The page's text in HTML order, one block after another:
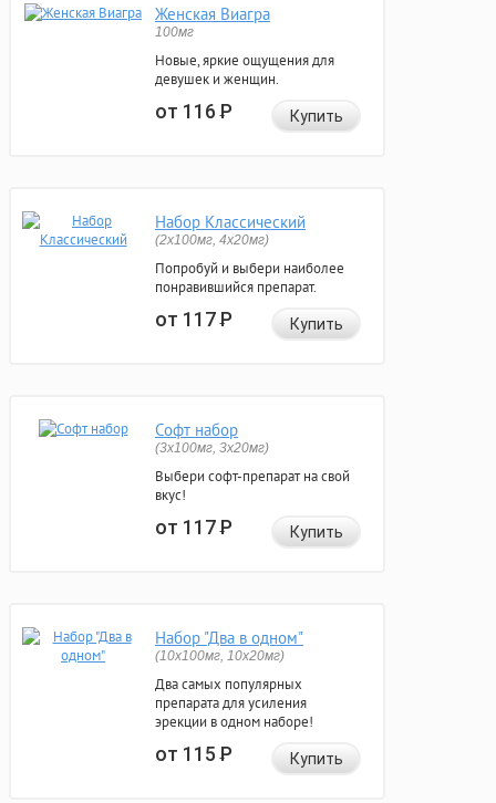
Женская Виагра
100мг
Новые, яркие ощущения для
девушек и женщин.
от 116Р Купить
Набор Классический
(2x100мг, 4x20мг)
Попробуй и выбери наиболее
понравившийся препарат.
от 117Р Купить
Софт набор
(3x100мг, 3x20мг)
Выбери софт-препарат на свой
вкус!
от 117Р Купить
Набор "Два в одном"
(10x100мг, 10x20мг)
Два самых популярных
препарата для усиления
эрекции в одном наборе!
от 115Р Купить